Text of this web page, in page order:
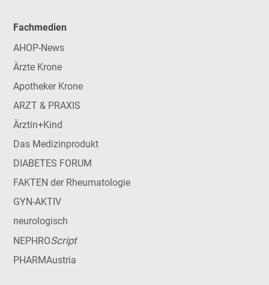
Fachmedien
AHOP-News
Ärzte Krone
Apotheker Krone
ARZT & PRAXIS
Ärztin+Kind
Das Medizinprodukt
DIABETES FORUM
FAKTEN der Rheumatologie
GYN-AKTIV
neurologisch
NEPHROScript
PHARMAustria